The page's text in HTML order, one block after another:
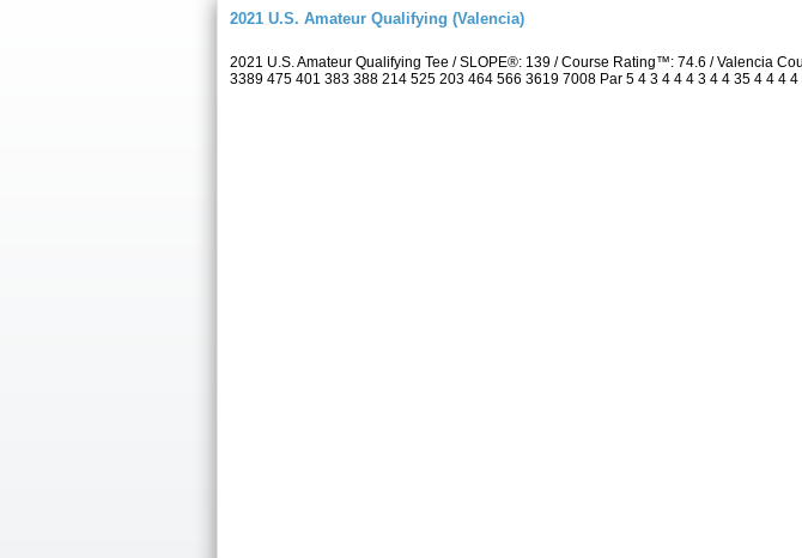
2021 U.S. Amateur Qualifying (Valencia)
2021 U.S. Amateur Qualifying Tee / SLOPE®: 139 / Course Rating™: 74.6 / Valencia
3389 475 401 383 388 214 525 203 464 566 3619 7008 Par 5 4 3 4 4 4 3 4 4 35 4 4 4 4